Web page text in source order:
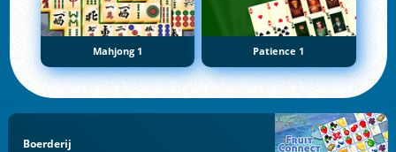
Mahjong 1 Patience 1
Boerderij